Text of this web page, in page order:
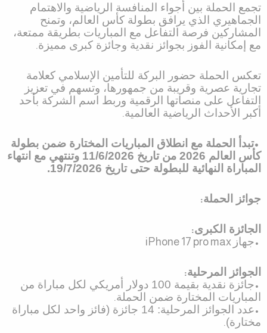
تجمع الحملة بين أجواء المنافسة الرياضية والاهتمام
الجماهيري الذي يرافق بطولة كأس العالم، وتمنح
المشاركين فرصة التفاعل مع المباريات بطريقة ممتعة،
مع إمكانية الفوز بجوائز نقدية وجائزة كبرى مميزة.
تعكس الحملة حضور البركة للتأمين الإسلامي كعلامة
تجارية عصرية وقريبة من جمهورها، وتسهم في تعزيز
التفاعل على منصاتها الرقمية وربط اسم الشركة بأحد
أكبر الأحداث الرياضية العالمية.
•تبدأ الحملة مع انطلاق المباريات المختارة ضمن بطولة
كأس العالم 2026 من تاريخ 11/6/2026 وتنتهي مع انتهاء
المباراة النهائية للبطولة حتى تاريخ 19/7/2026.
جوائز الحملة:
الجائزة الكبرى:
•جهاز iPhone 17 pro max
الجوائز المرحلية:
•
جائزة نقدية بقيمة 100 دولار أمريكي لكل مباراة من
المباريات المختارة ضمن الحملة.
•
عدد الجوائز المرحلية: 14 جائزة (فائز واحد لكل مباراة
مختارة).